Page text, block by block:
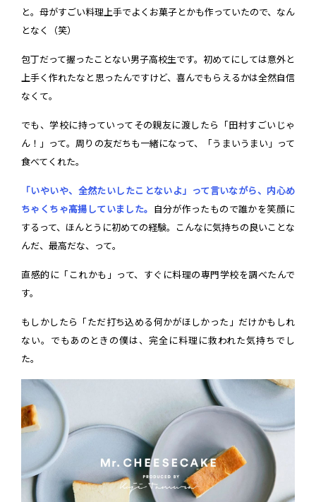
と。母がすごい料理上手でよくお菓子とかも作っていたので、なん
となく（笑）
包丁だって握ったことない男子高校生です。初めてにしては意外と
上手く作れたなと思ったんですけど、喜んでもらえるかは全然自信
なくて。
でも、学校に持っていってその親友に渡したら「田村すごいじゃ
ん！」って。周りの友だちも一緒になって、「うまいうまい」って
食べてくれた。
「いやいや、全然たいしたことないよ」って言いながら、内心め
ちゃくちゃ高揚していました。 自分が作ったもので誰かを笑顔に
するって、ほんとうに初めての経験。こんなに気持ちの良いことな
んだ、最高だな、って。
直感的に「これかも」って、すぐに料理の専門学校を調べたんで
す。
もしかしたら「ただ打ち込める何かがほしかった」だけかもしれ
ない。でもあのときの僕は、完全に料理に救われた気持ちでし
た。